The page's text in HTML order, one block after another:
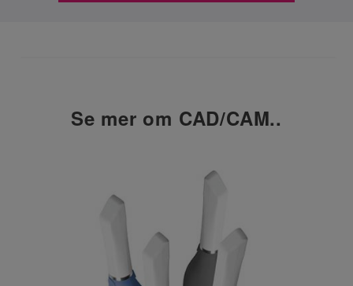
Se mer om CAD/CAM..